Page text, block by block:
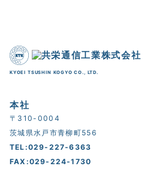
KYOEI TSUSHIN KOGYO CO., LTD.
本社
〒310-0004
茨城県水戸市青柳町556
TEL:029-227-6363
FAX:029-224-1730